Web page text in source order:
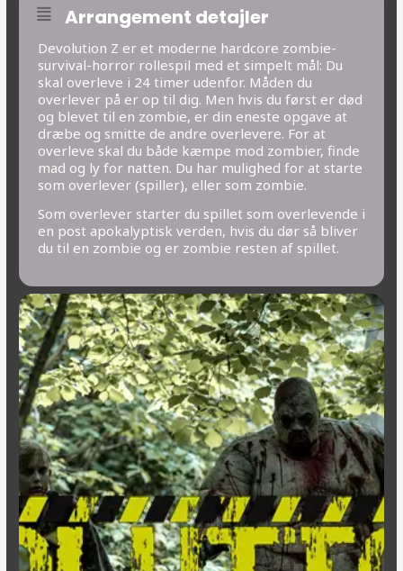
Arrangement detajler
Devolution Z er et moderne hardcore zombie-
survival-horror rollespil med et simpelt mål: Du
skal overleve i 24 timer udenfor. Måden du
overlever på er op til dig. Men hvis du først er død
og blevet til en zombie, er din eneste opgave at
dræbe og smitte de andre overlevere. For at
overleve skal du både kæmpe mod zombier, finde
mad og ly for natten. Du har mulighed for at starte
som overlever (spiller), eller som zombie.
Som overlever starter du spillet som overlevende i
en post apokalyptisk verden, hvis du dør så bliver
du til en zombie og er zombie resten af spillet.